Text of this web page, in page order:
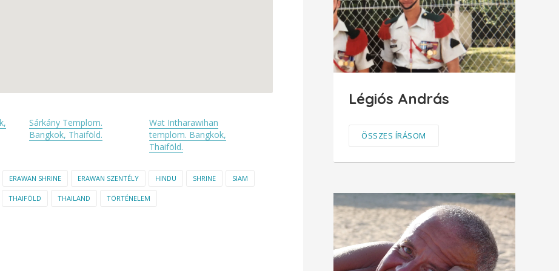
Sárkány Templom.
Bangkok, Thaiföld.
Wat Intharawihan
templom. Bangkok,
Thaiföld.
ERAWAN SHRINE ERAWAN SZENTÉLY HINDU SHRINE SIAM
THAIFÖLD THAILAND TÖRTÉNELEM
Légiós András
ÖSSZES ÍRÁSOM